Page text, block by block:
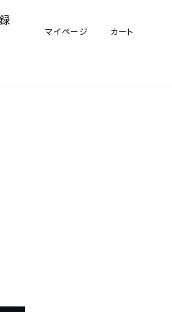
マイページ カート